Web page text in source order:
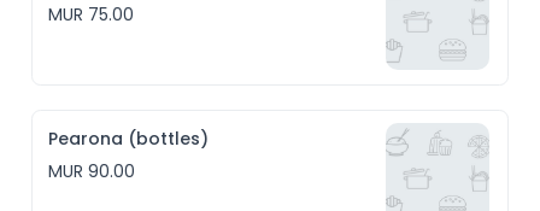
MUR 75.00
Pearona (bottles)
MUR 90.00